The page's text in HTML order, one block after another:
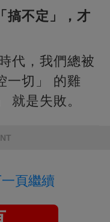
搞不定」，才
代，我們總被
一切」 的雞
就是失敗。
頁繼續